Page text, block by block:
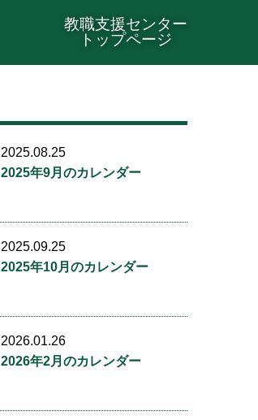
教職支援センター
トップページ
2025.08.25
2025年9月のカレンダー
2025.09.25
2025年10月のカレンダー
2026.01.26
2026年2月のカレンダー